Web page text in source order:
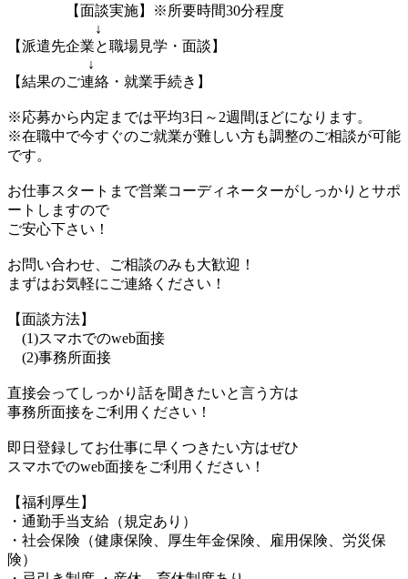
【面談実施】※所要時間30分程度
↓
【派遣先企業と職場見学・面談】
↓
【結果のご連絡・就業手続き】
※応募から内定までは平均3日～2週間ほどになります。
※在職中で今すぐのご就業が難しい方も調整のご相談が可能
です。
お仕事スタートまで営業コーディネーターがしっかりとサポ
ートしますので
ご安心下さい！
お問い合わせ、ご相談のみも大歓迎！
まずはお気軽にご連絡ください！
【面談方法】
(1)スマホでのweb面接
(2)事務所面接
直接会ってしっかり話を聞きたいと言う方は
事務所面接をご利用ください！
即日登録してお仕事に早くつきたい方はぜひ
スマホでのweb面接をご利用ください！
【福利厚生】
・通勤手当支給（規定あり）
・社会保険（健康保険、厚生年金保険、雇用保険、労災保
険）